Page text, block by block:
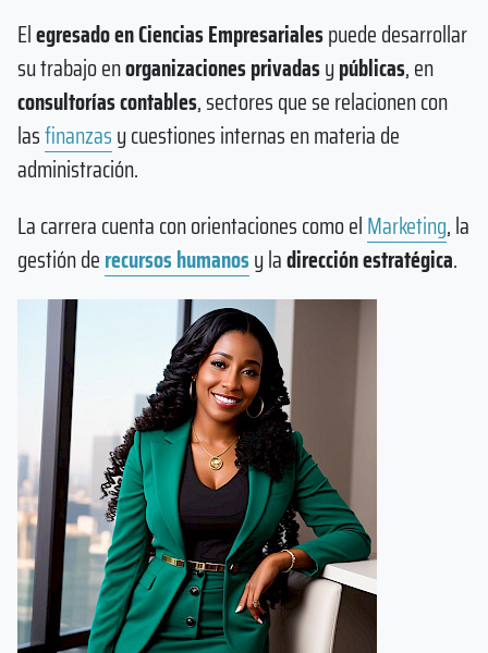
Elegresado en Ciencias Empresarialespuede desarrollar
su trabajo enorganizaciones privadasypúblicas, en
consultorías contables, sectores que se relacionen con
lasfinanzasy cuestiones internas en materia de
administración.
La carrera cuenta con orientaciones como elMarketing, la
gestión derecursos humanosy ladirección estratégica.